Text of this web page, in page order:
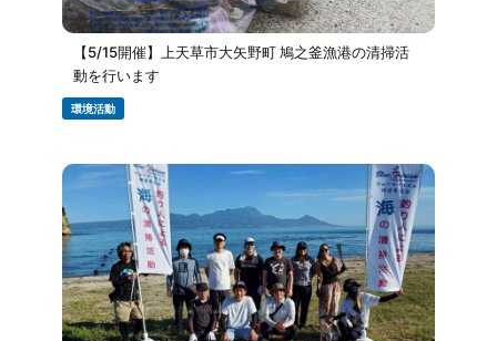
【5/15開催】上天草市大矢野町 鳩之釜漁港の清掃活
動を行います
環境活動